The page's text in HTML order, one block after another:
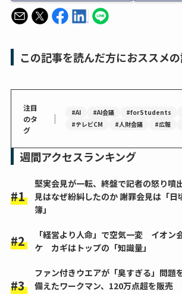
この記事を読んだ方におススメ
注目
のタ
グ
｜ #AI #AI会議 #forStudents
#テレビCM
#人財会議 #広報
週間アクセスランキング
堅実会見が一転、終盤で記者の怒り噴
見はなぜ紛糾したのか 謝罪会見は「
簿」
「経営より人命」で空気一変 イオン
ケ カギはトップの「知識量」
ファン付きウエアが「臭すぎる」問
備えたワークマン、120万点超を販売